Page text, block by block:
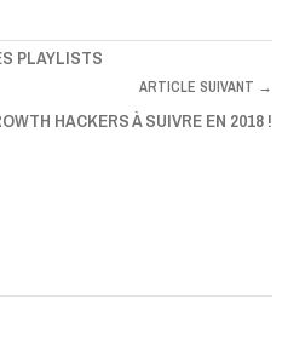
PLAYLISTS
ARTICLE SUIVANT →
HACKERS À SUIVRE EN 2018 !